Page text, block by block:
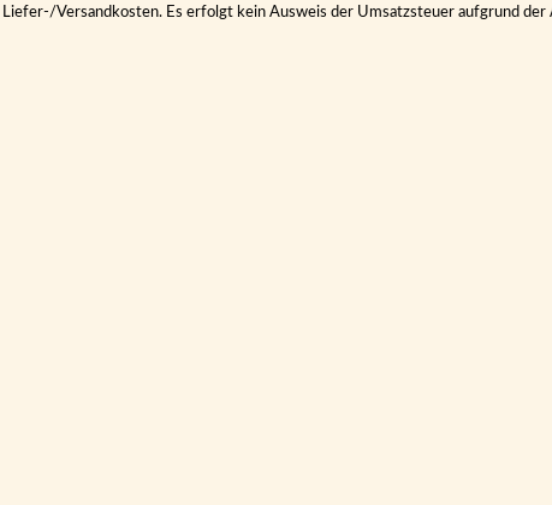
Liefer-/Versandkosten. Es erfolgt kein Ausweis der Umsatzsteuer aufgrund der